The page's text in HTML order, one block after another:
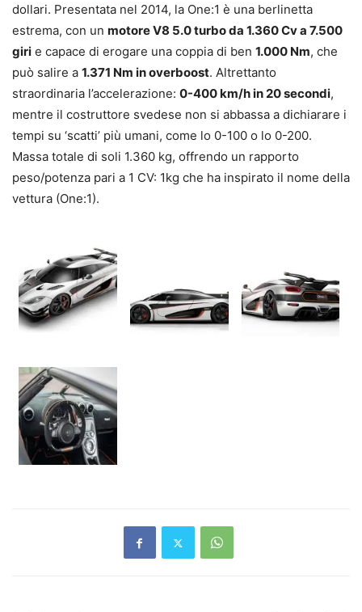
dollari. Presentata nel 2014, la One:1 è una berlinetta
estrema, con un motore V8 5.0 turbo da 1.360 Cv a 7.500
giri e capace di erogare una coppia di ben 1.000 Nm, che
può salire a 1.371 Nm in overboost. Altrettanto
straordinaria l’accelerazione: 0-400 km/h in 20 secondi,
mentre il costruttore svedese non si abbassa a dichiarare i
tempi su ‘scatti’ più umani, come lo 0-100 o lo 0-200.
Massa totale di soli 1.360 kg, offrendo un rapporto
peso/potenza pari a 1 CV: 1kg che ha inspirato il nome della
vettura (One:1).